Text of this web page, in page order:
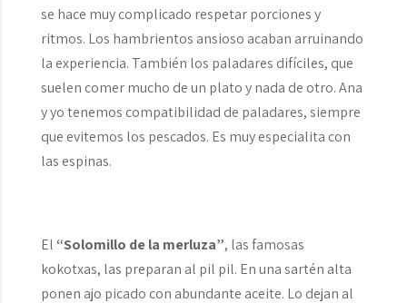
se hace muy complicado respetar porciones y
ritmos. Los hambrientos ansioso acaban arruinando
la experiencia. También los paladares difíciles, que
suelen comer mucho de un plato y nada de otro. Ana
y yo tenemos compatibilidad de paladares, siempre
que evitemos los pescados. Es muy especialita con
las espinas.
El “Solomillo de la merluza”, las famosas
kokotxas, las preparan al pil pil. En una sartén alta
ponen ajo picado con abundante aceite. Lo dejan al